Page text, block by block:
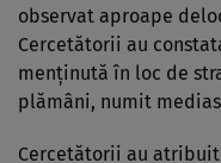
observat aproape
Cercetătorii au
menținută în loc de
plămâni, numit
Cercetătorii au